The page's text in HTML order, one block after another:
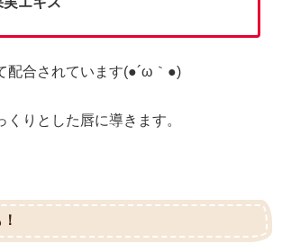
配合されています(●´ω｀●)
くりとした唇に導きます。